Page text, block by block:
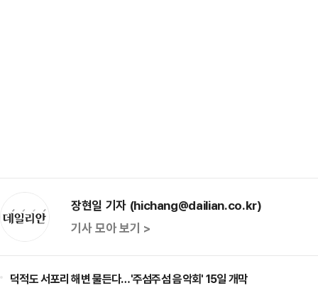
장현일 기자 (hichang@dailian.co.kr)
기사 모아 보기 >
덕적도 서포리 해변 물든다…'주섬주섬 음악회' 15일 개막